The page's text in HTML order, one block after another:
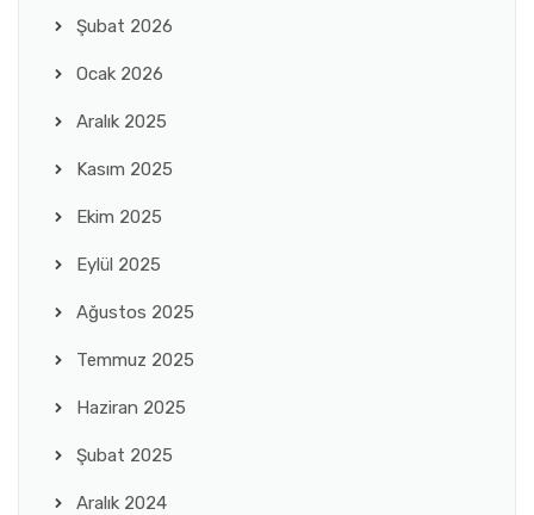
Şubat 2026
Ocak 2026
Aralık 2025
Kasım 2025
Ekim 2025
Eylül 2025
Ağustos 2025
Temmuz 2025
Haziran 2025
Şubat 2025
Aralık 2024